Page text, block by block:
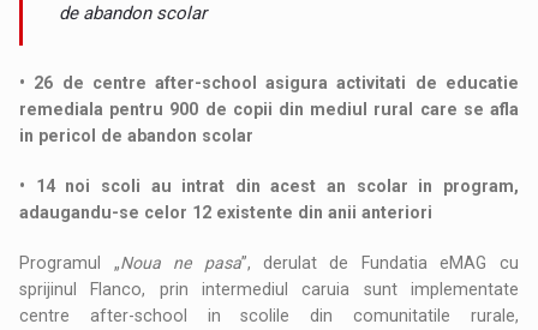
de abandon scolar
• 26 de centre after-school asigura activitati de educatie
remediala pentru 900 de copii din mediul rural care se afla
in pericol de abandon scolar
• 14 noi scoli au intrat din acest an scolar in program,
adaugandu-se celor 12 existente din anii anteriori
Programul „Noua ne pasa”, derulat de Fundatia eMAG cu
sprijinul Flanco, prin intermediul caruia sunt implementate
centre after-school in scolile din comunitatile rurale,